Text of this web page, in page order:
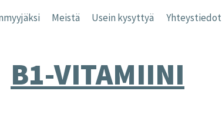
Meistä Usein kysyttyä Yhteystiedot
B1-VITAMIINI